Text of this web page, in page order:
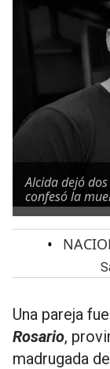
Alcida dejó
confesó la
•
Una pareja
Rosario,
madrugada